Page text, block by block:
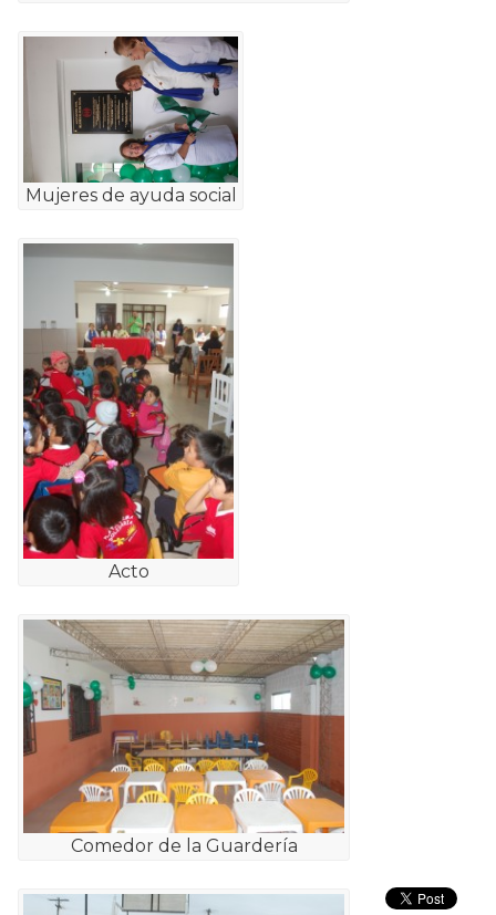
Mujeres de ayuda social
Acto
Comedor de la Guardería